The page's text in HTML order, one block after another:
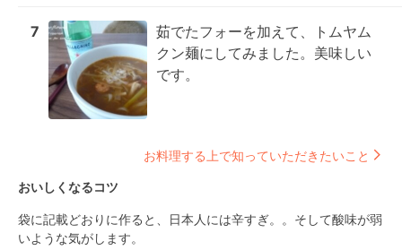
7
茹でたフォーを加えて、トムヤム
クン麺にしてみました。美味しい
です。
お料理する上で知っていただきたいこと
おいしくなるコツ
袋に記載どおりに作ると、日本人には辛すぎ。。そして酸味が弱
いような気がします。